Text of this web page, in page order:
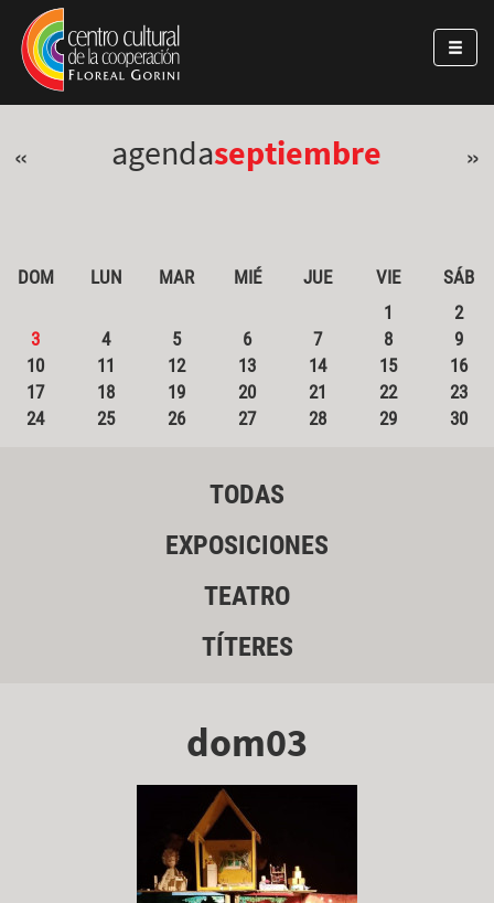
Pasar al contenido principal
Jump to main content
« agendaseptiembre »
DOM LUN MAR MIÉ JUE VIE
SÁB
1
2
3
4 5 6 7 8
9
10
11 12 13 14 15
16
17
18 19 20 21 22
23
24
25 26 27 28 29 30
TODAS
EXPOSICIONES
TEATRO
TÍTERES
dom03